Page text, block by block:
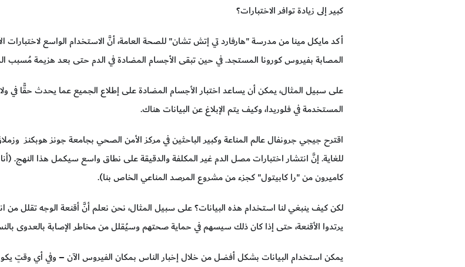
كبير إلى زيادة توافر الاختبارات؟
أكد مايكل مينا من مدرسة "هارفارد تي إتش تشان" للصحة العامة، أنَّ الاستخدام الواسع
المصابة بفيروس كورونا المستجد. في حين تبقى الأجسام المضادة في الدم حتى بعد هزيمة مُسبب
على سبيل المثال، يمكن أن يساعد اختبار الأجسام المضادة على إطلاع الجميع عما يحدث حقًّا في
المستخدمة في فلوريدا، وكيف يتم الإبلاغ عن البيانات هناك.
اقترح جيجي جرونفال عالم المناعة وكبير الباحثين في مركز الأمن الصحي بجامعة جونز هوبكنز
للغاية. إنَّ انتشار اختبارات مصل الدم غير المكلفة والدقيقة على نطاق واسع سيكمل هذا النهج.
كاميرون من "را كابيتول" كجزء من مشروع المرصد المناعي الخاص بنا).
يرتدوا الأقنعة، حتى إذا كان ذلك سيسهم في حماية صحتهم وسيُقلل من مخاطر الإصابة بالعدوى
يمكن استخدام البيانات بشكل أفضل من خلال إخبار الناس بمكان الفيروس الآن – وفي أي وقتٍ